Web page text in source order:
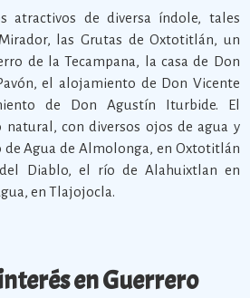
atractivos de diversa índole, tales
las Grutas de Oxtotitlán, un
de la Tecampana, la casa de Don
el alojamiento de Don Vicente
de Don Agustín Iturbide. El
con diversos ojos de agua y
de Agua de Almolonga, en Oxtotitlán
del Diablo, el río de Alahuixtlan en
en Tlajojocla.
en Guerrero